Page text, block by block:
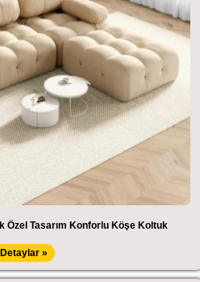
Özel Tasarım Konforlu Köşe Koltuk
Detaylar »